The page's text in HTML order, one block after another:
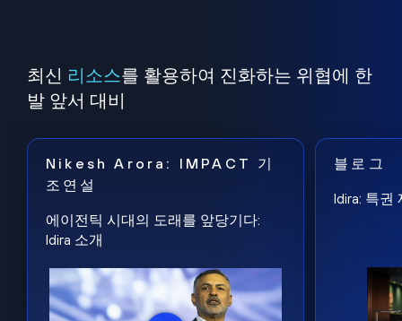
최신 리소스를 활용하여 진화하는 위협에 한
발 앞서 대비
Nikesh Arora: IMPACT 기
조연설
에이전틱 시대의 도래를 앞당기다:
Idira 소개
블로그
Idira: 특권